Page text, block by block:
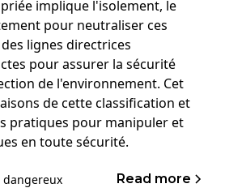
implique l'isolement, le
pour neutraliser ces
lignes directrices
pour assurer la sécurité
de l'environnement. Cet
de cette classification et
pratiques pour manipuler et
en toute sécurité.
dangereux Read more